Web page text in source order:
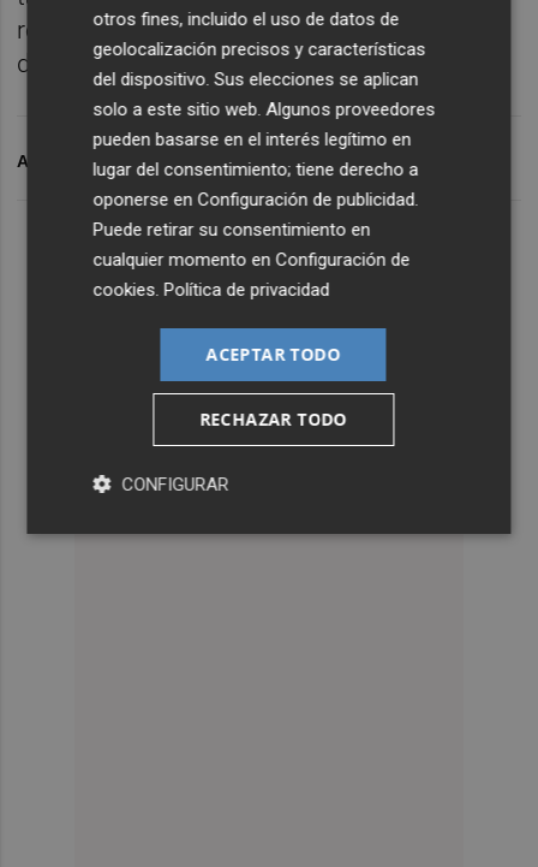
responsable y el respeto por los materiales
del entorno.
ARCHIVADO EN ANA ILLUECA
otros fines, incluido el uso de datos de
geolocalización precisos y características
del dispositivo. Sus elecciones se aplican
solo a este sitio web. Algunos proveedores
pueden basarse en el interés legítimo en
lugar del consentimiento; tiene derecho a
oponerse enConfiguración de publicidad.
Puede retirar su consentimiento en
cualquier momento enConfiguración de
cookies.Política de privacidad
ACEPTAR TODO
RECHAZAR TODO
CONFIGURAR